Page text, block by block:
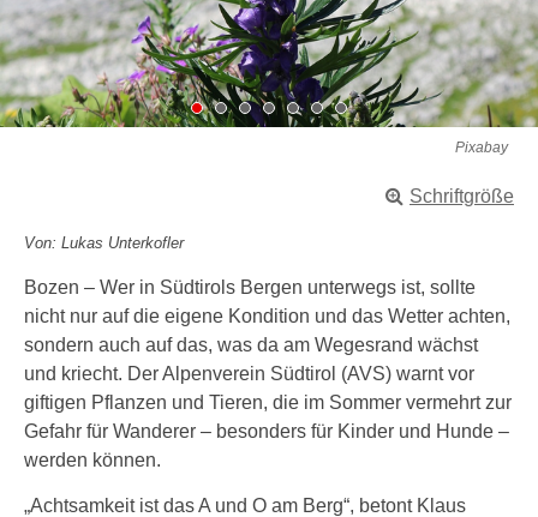
Pixabay
Schriftgröße
Von: Lukas Unterkofler
Bozen – Wer in Südtirols Bergen unterwegs ist, sollte
nicht nur auf die eigene Kondition und das Wetter achten,
sondern auch auf das, was da am Wegesrand wächst
und kriecht. Der Alpenverein Südtirol (AVS) warnt vor
giftigen Pflanzen und Tieren, die im Sommer vermehrt zur
Gefahr für Wanderer – besonders für Kinder und Hunde –
werden können.
„Achtsamkeit ist das A und O am Berg“, betont Klaus